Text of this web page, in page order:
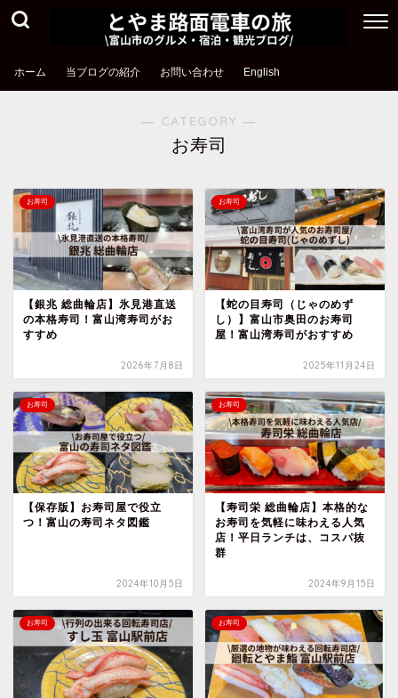
ホーム 当ブログの紹介 お問い合わせ English
― CATEGORY ―
お寿司
お寿司
【銀兆 総曲輪店】氷見港直送
の本格寿司！富山湾寿司がお
すすめ
2026年7月8日
お寿司
【蛇の目寿司（じゃのめず
し）】富山市奥田のお寿司
屋！富山湾寿司がおすすめ
2025年11月24日
お寿司
【保存版】お寿司屋で役立
つ！富山の寿司ネタ図鑑
2024年10月5日
お寿司
【寿司栄 総曲輪店】本格的な
お寿司を気軽に味わえる人気
店！平日ランチは、コスパ抜
群
2024年9月15日
お寿司 お寿司